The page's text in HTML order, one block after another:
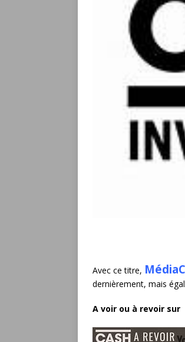
Avec ce titre,
dernièrement, mais
A voir ou à revoir sur